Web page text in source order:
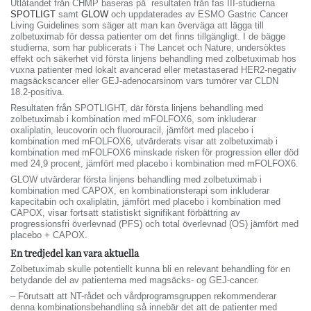
Utlåtandet från CHMP baseras på resultaten från fas III-studierna
SPOTLIGT samt GLOW och uppdaterades av ESMO Gastric Cancer
Living Guidelines som säger att man kan överväga att lägga till
zolbetuximab för dessa patienter om det finns tillgängligt. I de bägge
studierna, som har publicerats i The Lancet och Nature, undersöktes
effekt och säkerhet vid första linjens behandling med zolbetuximab hos
vuxna patienter med lokalt avancerad eller metastaserad HER2-negativ
magsäckscancer eller GEJ-adenocarsinom vars tumörer var CLDN
18.2-positiva.
Resultaten från SPOTLIGHT, där första linjens behandling med
zolbetuximab i kombination med mFOLFOX6, som inkluderar
oxaliplatin, leucovorin och fluorouracil, jämfört med placebo i
kombination med mFOLFOX6, utvärderats visar att zolbetuximab i
kombination med mFOLFOX6 minskade risken för progression eller död
med 24,9 procent, jämfört med placebo i kombination med mFOLFOX6.
GLOW utvärderar första linjens behandling med zolbetuximab i
kombination med CAPOX, en kombinationsterapi som inkluderar
kapecitabin och oxaliplatin, jämfört med placebo i kombination med
CAPOX, visar fortsatt statistiskt signifikant förbättring av
progressionsfri överlevnad (PFS) och total överlevnad (OS) jämfört med
placebo + CAPOX.
En tredjedel kan vara aktuella
Zolbetuximab skulle potentiellt kunna bli en relevant behandling för en
betydande del av patienterna med magsäcks- og GEJ-cancer.
– Förutsatt att NT-rådet och vårdprogramsgruppen rekommenderar
denna kombinationsbehandling så innebär det att de patienter med